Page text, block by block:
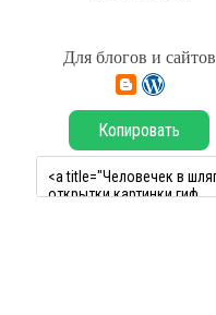
Для блогов и сайтов
Копировать